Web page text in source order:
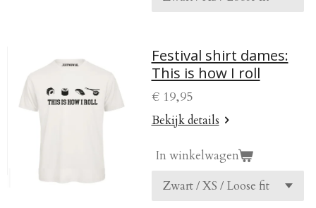
Festival shirt dames:
This is how I roll
€ 19,95
Bekijk details
In winkelwagen